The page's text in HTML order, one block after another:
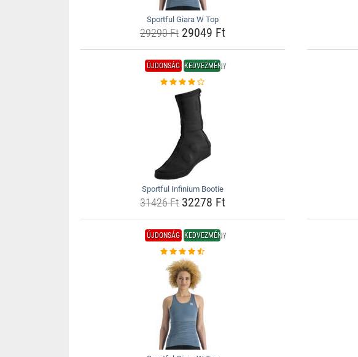
Sportful Giara W Top
29290 Ft29049 Ft
ÚJDONSÁG KEDVEZMÉNY
Sportful Infinium Bootie
31426 Ft32278 Ft
ÚJDONSÁG KEDVEZMÉNY